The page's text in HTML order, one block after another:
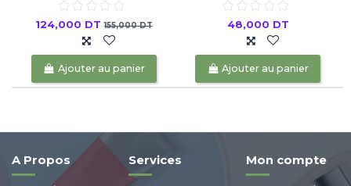
124,000 DT155,000 DT
Ajouter au panier
48,000 DT
Ajouter au panier
A Propos Services Mon compte